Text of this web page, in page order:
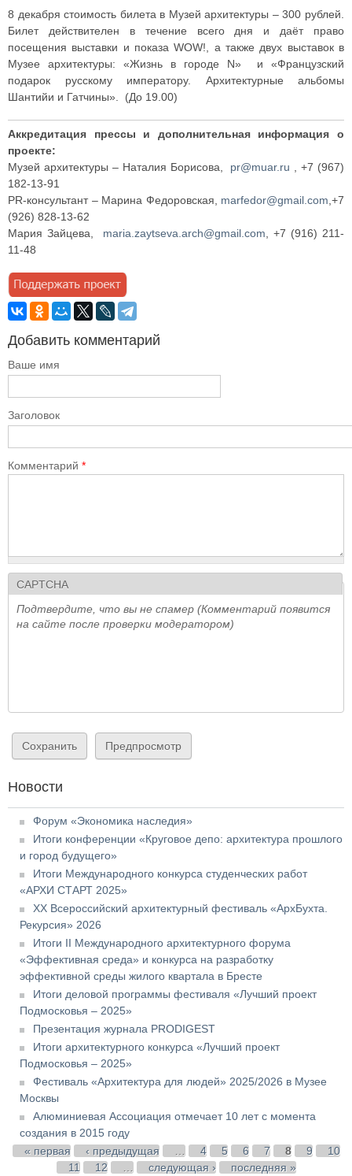
8 декабря стоимость билета в Музей архитектуры – 300 рублей.
Билет действителен в течение всего дня и даёт право
посещения выставки и показа WOW!, а также двух выставок в
Музее архитектуры: «Жизнь в городе N» и «Французский
подарок русскому императору. Архитектурные альбомы
Шантийи и Гатчины». (До 19.00)
Аккредитация прессы и дополнительная информация о
проекте:
Музей архитектуры – Наталия Борисова, pr@muar.ru , +7 (967)
182-13-91
PR-консультант – Марина Федоровская, marfedor@gmail.com,+7
(926) 828-13-62
Мария Зайцева, maria.zaytseva.arch@gmail.com, +7 (916) 211-
11-48
Добавить комментарий
Ваше имя
Заголовок
Комментарий *
CAPTCHA
Подтвердите, что вы не спамер (Комментарий появится
на сайте после проверки модератором)
Новости
Форум «Экономика наследия»
Итоги конференции «Круговое депо: архитектура прошлого
и город будущего»
Итоги Международного конкурса студенческих работ
«АРХИ СТАРТ 2025»
XX Всероссийский архитектурный фестиваль «АрхБухта.
Рекурсия» 2026
Итоги II Международного архитектурного форума
«Эффективная среда» и конкурса на разработку
эффективной среды жилого квартала в Бресте
Итоги деловой программы фестиваля «Лучший проект
Подмосковья – 2025»
Презентация журнала PRODIGEST
Итоги архитектурного конкурса «Лучший проект
Подмосковья – 2025»
Фестиваль «Архитектура для людей» 2025/2026 в Музее
Москвы
Алюминиевая Ассоциация отмечает 10 лет с момента
создания в 2015 году
Страницы
« первая ‹ предыдущая … 4 5 6 7 8 9
10
11
12 … следующая ›
последняя »